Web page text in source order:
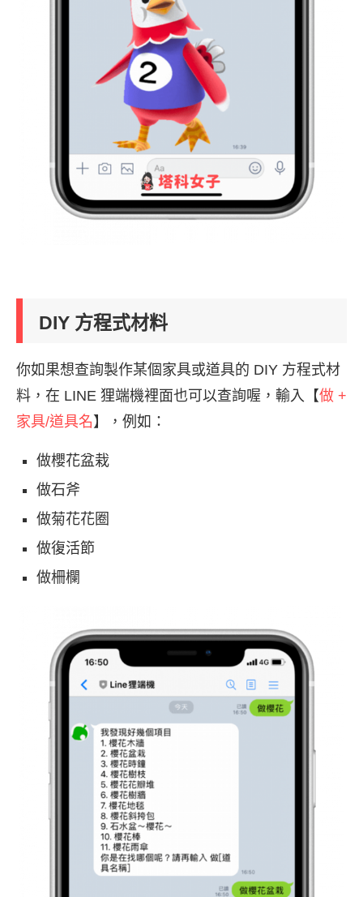
DIY 方程式材料
你如果想查詢製作某個家具或道具的 DIY 方程式材
料，在 LINE 狸端機裡面也可以查詢喔，輸入【做 +
家具/道具名 】，例如：
做櫻花盆栽
做石斧
做菊花花圈
做復活節
做柵欄